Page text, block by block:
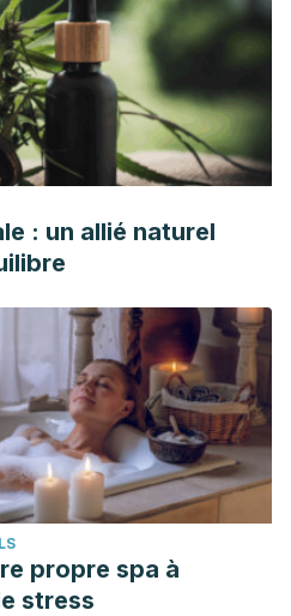
Eevidence from an ex vivo
controlled clinical trials. J
M., Mojsa, J., &
ageing: Natural weapons and
Complementary and
doi.org/10.1155/2013/827248
Vitamin E in dermatology.
Journal.
5178.185494
F., & Ring, J. (2014). Beer and
effects on skin health.
of Dermatology and
10.1111/jdv.12204
Drusios MC, Lee SN, Kim
evaluation of anti-aging
containing palmitoyl
seed oil, vitamin E and other
: un allié naturel
propre spa à
stress